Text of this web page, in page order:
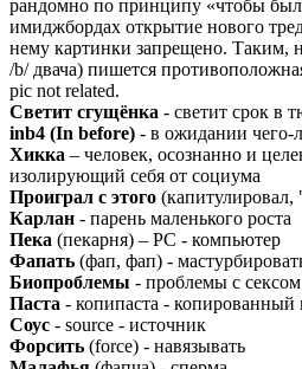
рандомно по принципу «чтобы
имиджбордах открытие нового
нему картинки запрещено. Таким,
/b/ двача) пишется
pic not related.
Светит сгущёнка - светит срок в
inb4 (In before) - в ожидании чего-
Хикка – человек, осознанно и
изолирующий себя от социума
Проиграл с этого (капитулировал,
Карлан - парень маленького роста
Пека (пекарня) – PC - компьютер
Фапать (фап, фап) -
Биопроблемы - проблемы с сексом
Паста - копипаста - копированный
Соус - source - источник
Форсить (force) - навязывать